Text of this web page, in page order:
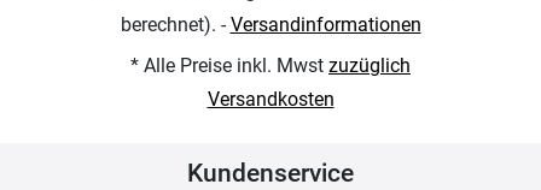
berechnet). -Versandinformationen
* Alle Preise inkl. Mwst zuzüglich
Versandkosten
Kundenservice